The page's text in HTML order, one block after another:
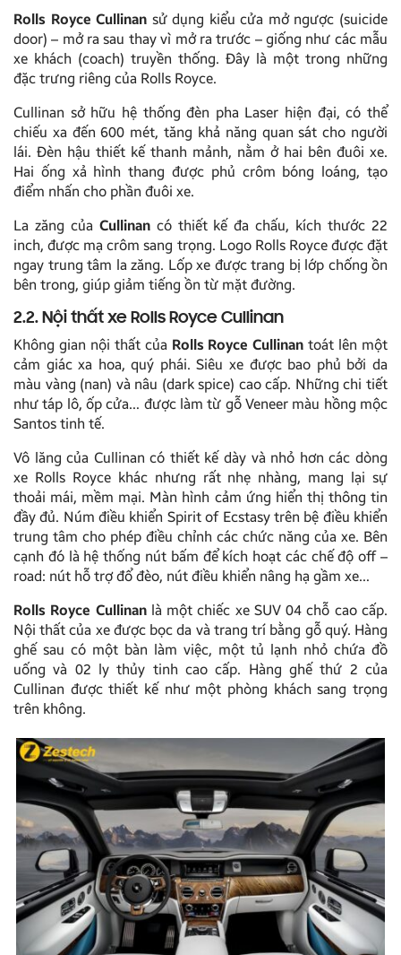
Rolls Royce Cullinan sử dụng kiểu cửa mở ngược (suicide
door) – mở ra sau thay vì mở ra trước – giống như các mẫu
xe khách (coach) truyền thống. Đây là một trong những
đặc trưng riêng của Rolls Royce.
Cullinan sở hữu hệ thống đèn pha Laser hiện đại, có thể
chiếu xa đến 600 mét, tăng khả năng quan sát cho người
lái. Đèn hậu thiết kế thanh mảnh, nằm ở hai bên đuôi xe.
Hai ống xả hình thang được phủ crôm bóng loáng, tạo
điểm nhấn cho phần đuôi xe.
La zăng của Cullinancó thiết kế đa chấu, kích thước 22
inch, được mạ crôm sang trọng. Logo Rolls Royce được đặt
ngay trung tâm la zăng. Lốp xe được trang bị lớp chống ồn
bên trong, giúp giảm tiếng ồn từ mặt đường.
2.2. Nội thất xe Rolls Royce Cullinan
Không gian nội thất củaRolls Royce Cullinan toát lên một
cảm giác xa hoa, quý phái. Siêu xe được bao phủ bởi da
màu vàng (nan) và nâu (dark spice) cao cấp. Những chi tiết
như táp lô, ốp cửa… được làm từ gỗ Veneer màu hồng mộc
Santos tinh tế.
Vô lăng của Cullinan có thiết kế dày và nhỏ hơn các dòng
xe Rolls Royce khác nhưng rất nhẹ nhàng, mang lại sự
thoải mái, mềm mại. Màn hình cảm ứng hiển thị thông tin
đầy đủ. Núm điều khiển Spirit of Ecstasy trên bệ điều khiển
trung tâm cho phép điều chỉnh các chức năng của xe. Bên
cạnh đó là hệ thống nút bấm để kích hoạt các chế độ off –
road: nút hỗ trợ đổ đèo, nút điều khiển nâng hạ gầm xe…
Rolls Royce Cullinanlà một chiếc xe SUV 04 chỗ cao cấp.
Nội thất của xe được bọc da và trang trí bằng gỗ quý. Hàng
ghế sau có một bàn làm việc, một tủ lạnh nhỏ chứa đồ
uống và 02 ly thủy tinh cao cấp. Hàng ghế thứ 2 của
Cullinan được thiết kế như một phòng khách sang trọng
trên không.